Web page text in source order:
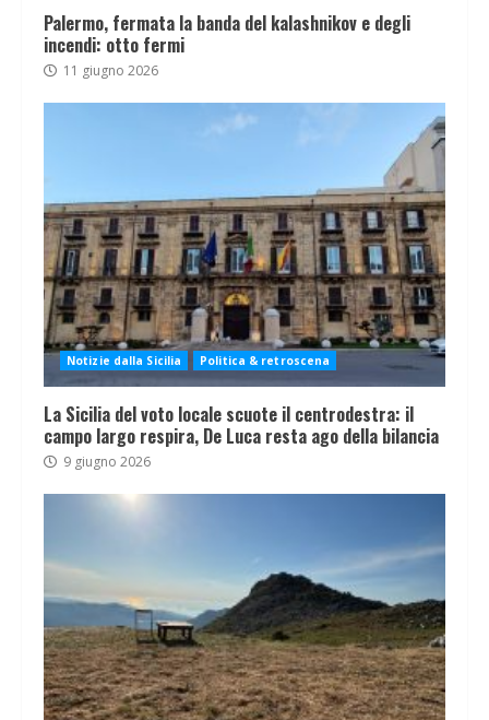
Palermo, fermata la banda del kalashnikov e degli
incendi: otto fermi
11 giugno 2026
Notizie dalla Sicilia Politica & retroscena
La Sicilia del voto locale scuote il centrodestra: il
campo largo respira, De Luca resta ago della bilancia
9 giugno 2026